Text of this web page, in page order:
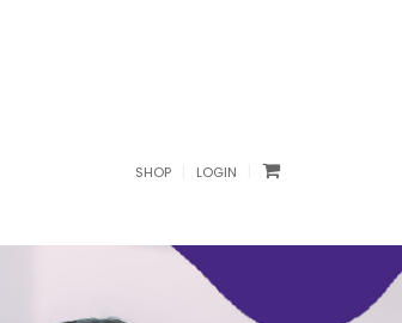
SHOP LOGIN